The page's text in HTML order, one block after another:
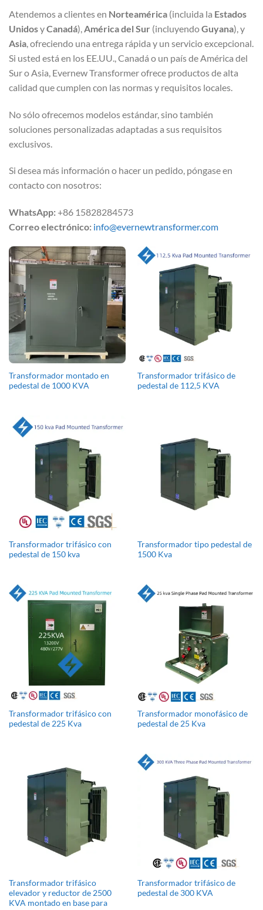
Atendemos a clientes en Norteamérica (incluida la Estados
UnidosyCanadá),América del Sur (incluyendoGuyana), y
Asia, ofreciendo una entrega rápida y un servicio excepcional.
Si usted está en los EE.UU., Canadá o un país de América del
Sur o Asia, Evernew Transformer ofrece productos de alta
calidad que cumplen con las normas y requisitos locales.
No sólo ofrecemos modelos estándar, sino también
soluciones personalizadas adaptadas a sus requisitos
exclusivos.
Si desea más información o hacer un pedido, póngase en
contacto con nosotros:
WhatsApp:+86 15828284573
Correo electrónico: info@evernewtransformer.com
Transformador montado en
pedestal de 1000 KVA
Transformador trifásico de
pedestal de 112,5 KVA
Transformador trifásico con
pedestal de 150 kva
Transformador tipo pedestal de
1500 Kva
Transformador trifásico con
pedestal de 225 Kva
Transformador monofásico de
pedestal de 25 Kva
Transformador trifásico
elevador y reductor de 2500
KVA montado en base para
Transformador trifásico de
pedestal de 300 KVA